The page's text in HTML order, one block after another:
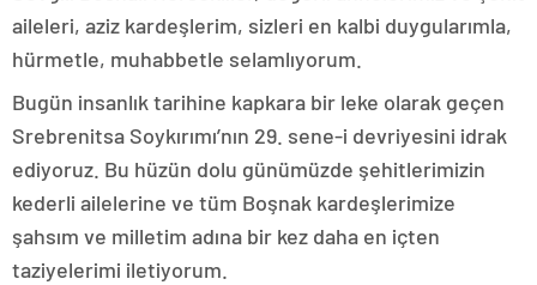
aileleri, aziz kardeşlerim, sizleri en kalbi duygularımla,
hürmetle, muhabbetle selamlıyorum.
Bugün insanlık tarihine kapkara bir leke olarak geçen
Srebrenitsa Soykırımı’nın 29. sene-i devriyesini idrak
ediyoruz. Bu hüzün dolu günümüzde şehitlerimizin
kederli ailelerine ve tüm Boşnak kardeşlerimize
şahsım ve milletim adına bir kez daha en içten
taziyelerimi iletiyorum.